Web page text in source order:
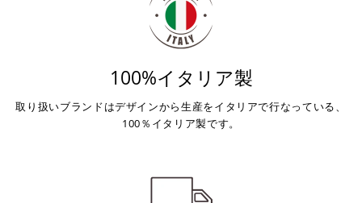
100%イタリア製
取り扱いブランドはデザインから生産をイタリアで行なっている、
100％イタリア製です。